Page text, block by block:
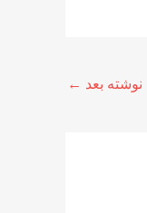
نوشته بعد ←